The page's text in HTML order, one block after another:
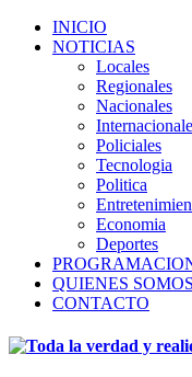
INICIO
NOTICIAS
Locales
Regionales
Nacionales
Policiales
Tecnologia
Politica
Economia
Deportes
QUIENES
CONTACTO